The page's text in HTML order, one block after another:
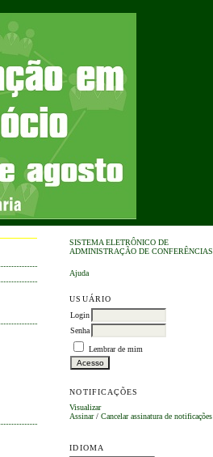
SISTEMA ELETRÔNICO DE
ADMINISTRAÇÃO DE CONFERÊNCIAS
Ajuda
USUÁRIO
Login
Senha
Lembrar de mim
NOTIFICAÇÕES
Visualizar
Assinar/Cancelar assinatura de notificações
IDIOMA